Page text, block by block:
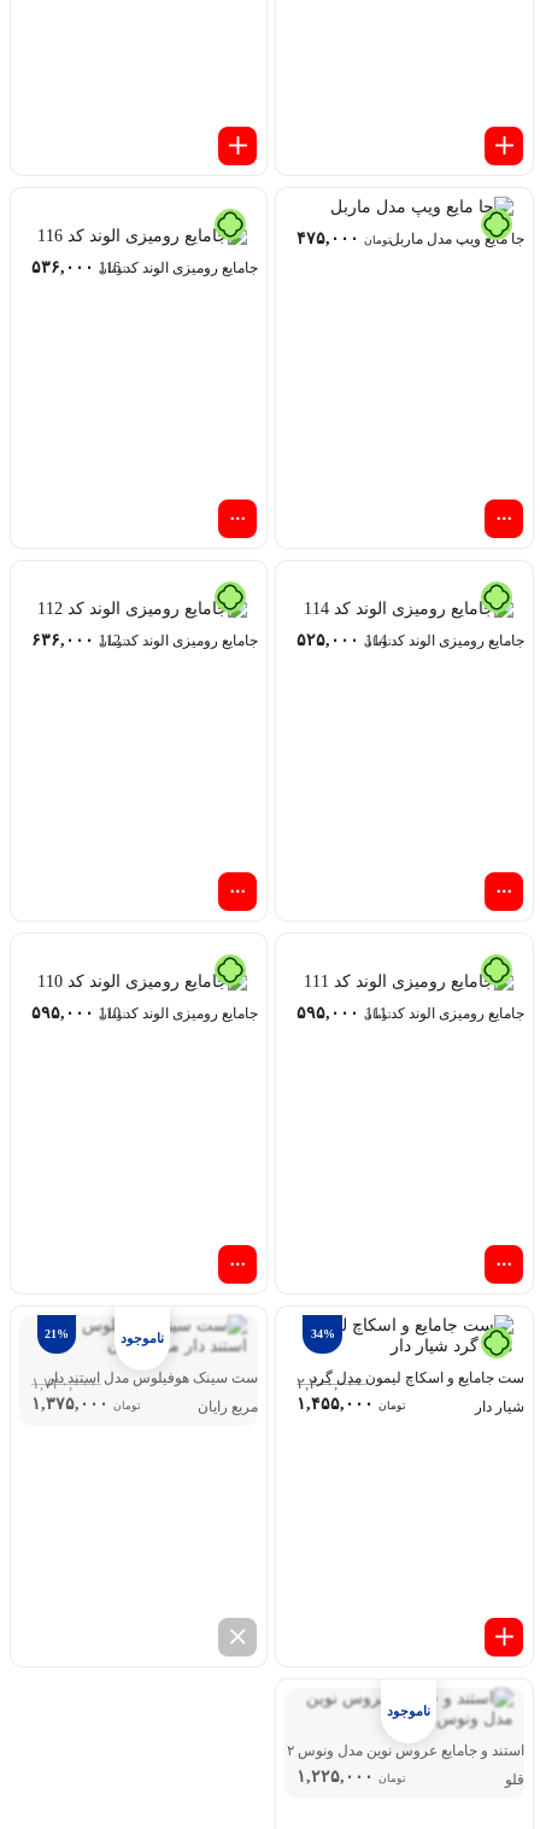
جا مایع ویپ مدل ماربلتومان۴۷۵,۰۰۰
جامایع رومیزی الوند کد 116تومان
جامایع رومیزی الوند کد 114تومان۵۲۵,۰۰۰ جامایع رومیزی الوند کد 112تومان
جامایع رومیزی الوند کد 111تومان۵۹۵,۰۰۰ جامایع رومیزی الوند کد 110تومان
34%
ست جامایع و اسکاچ لیمون مدل گرد
شیار دار
۲,۲۰۰,۰۰۰
تومان۱,۴۵۵,۰۰۰
21%
ست سینک هوفیلوس مدل استند دار
مربع رایان
۱,۷۴۰,۰۰۰
تومان
استند و جامایع عروس نوین مدل ونوس ۲
قلو
تومان۱,۲۲۵,۰۰۰